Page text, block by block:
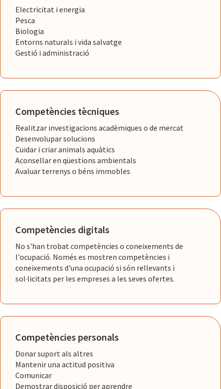
Electricitat i energia
Pesca
Biologia
Entorns naturals i vida salvatge
Gestió i administració
Competències tècniques
Realitzar investigacions acadèmiques o de mercat
Desenvolupar solucions
Cuidar i criar animals aquàtics
Aconsellar en qüestions ambientals
Avaluar terrenys o béns immobles
Competències digitals
No s'han trobat competències o coneixements de
l'ocupació. Només es mostren competències i
coneixements d'una ocupació si són rellevants i
sol·licitats per les empreses a les seves ofertes.
Competències personals
Donar suport als altres
Mantenir una actitud positiva
Comunicar
Demostrar disposició per aprendre